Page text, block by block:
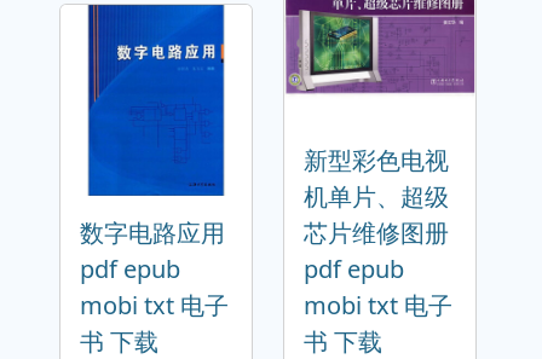
数字电路应用
pdf epub
mobi txt 电子
书 下载
新型彩色电视
机单片、超级
芯片维修图册
pdf epub
mobi txt 电子
书 下载